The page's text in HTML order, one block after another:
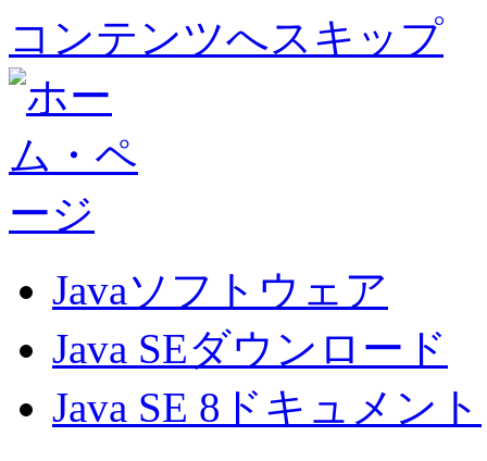
コンテンツへスキップ
Javaソフトウェア
Java SEダウンロード
Java SE 8ドキュメント